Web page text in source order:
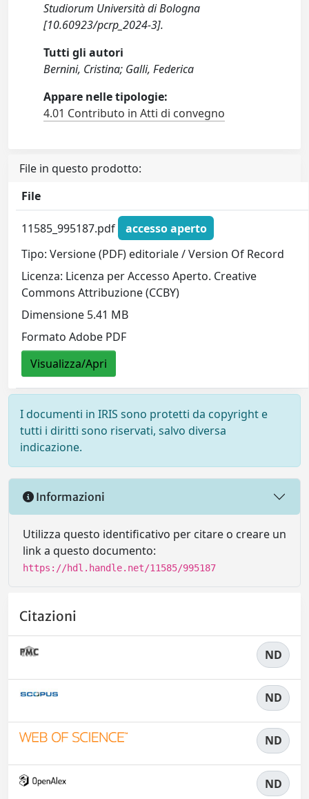
Studiorum Università di Bologna
[10.60923/pcrp_2024-3].
Tutti gli autori
Bernini, Cristina; Galli, Federica
Appare nelle tipologie:
4.01 Contributo in Atti di convegno
File in questo prodotto:
File
11585_995187.pdf
accesso aperto
Tipo: Versione (PDF) editoriale / Version Of Record
Licenza: Licenza per Accesso Aperto. Creative
Commons Attribuzione (CCBY)
Dimensione 5.41 MB
Formato Adobe PDF
Visualizza/Apri
I documenti in IRIS sono protetti da copyright e
tutti i diritti sono riservati, salvo diversa
indicazione.
Informazioni
Utilizza questo identificativo per citare o creare un
link a questo documento:
https://hdl.handle.net/11585/995187
Citazioni
ND
ND
ND
ND